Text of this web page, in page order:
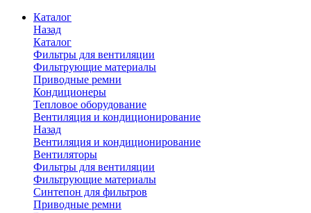
Каталог
Назад
Каталог
Фильтры для вентиляции
Фильтрующие материалы
Приводные ремни
Кондиционеры
Тепловое оборудование
Вентиляция и кондиционирование
Назад
Вентиляция и кондиционирование
Вентиляторы
Фильтры для вентиляции
Фильтрующие материалы
Синтепон для фильтров
Приводные ремни